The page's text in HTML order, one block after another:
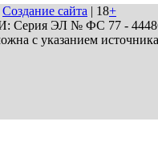
Создание сайта | 18+
Серия ЭЛ № ФС 77 - 44486
с указанием